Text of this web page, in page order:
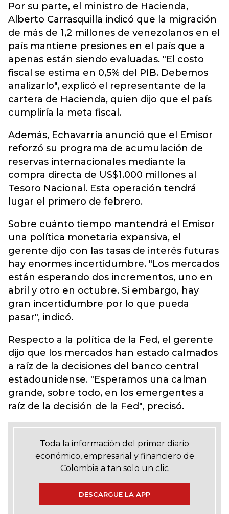
Por su parte, el ministro de Hacienda,
Alberto Carrasquilla indicó que la migración
de más de 1,2 millones de venezolanos en el
país mantiene presiones en el país que a
apenas están siendo evaluadas. "El costo
fiscal se estima en 0,5% del PIB. Debemos
analizarlo", explicó el representante de la
cartera de Hacienda, quien dijo que el país
cumpliría la meta fiscal.
Además, Echavarría anunció que el Emisor
reforzó su programa de acumulación de
reservas internacionales mediante la
compra directa de US$1.000 millones al
Tesoro Nacional. Esta operación tendrá
lugar el primero de febrero.
Sobre cuánto tiempo mantendrá el Emisor
una política monetaria expansiva, el
gerente dijo con las tasas de interés futuras
hay enormes incertidumbre. "Los mercados
están esperando dos incrementos, uno en
abril y otro en octubre. Si embargo, hay
gran incertidumbre por lo que pueda
pasar", indicó.
Respecto a la política de la Fed, el gerente
dijo que los mercados han estado calmados
a raíz de la decisiones del banco central
estadounidense. "Esperamos una calman
grande, sobre todo, en los emergentes a
raíz de la decisión de la Fed", precisó.
Toda la información del primer diario
económico, empresarial y financiero de
Colombia a tan solo un clic
DESCARGUE LA APP